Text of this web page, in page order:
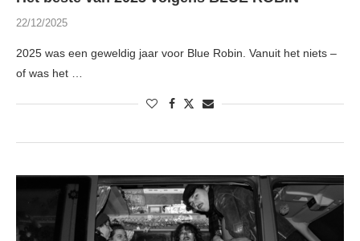
22/12/2025
2025 was een geweldig jaar voor Blue Robin. Vanuit het niets –
of was het …